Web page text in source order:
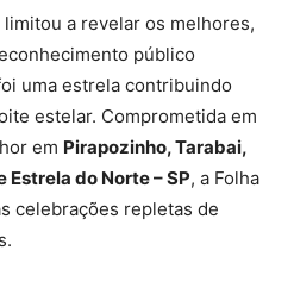
limitou a revelar os melhores,
público
uma estrela contribuindo
estelar. Comprometida em
em Pirapozinho, Tarabai,
do Norte – SP, a Folha
celebrações repletas de